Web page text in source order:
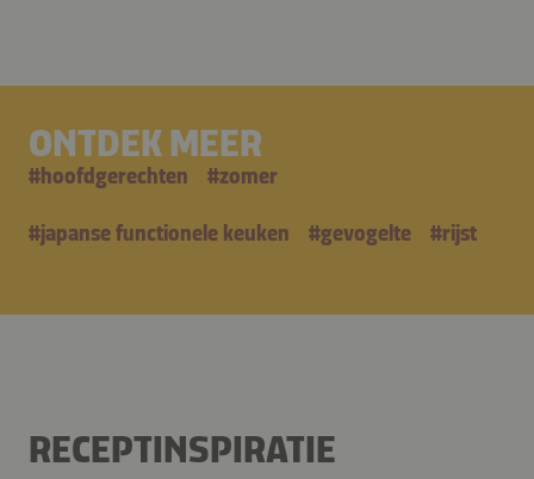
ONTDEK MEER
#hoofdgerechten #zomer
#japanse functionele keuken #gevogelte #rijst
RECEPTINSPIRATIE